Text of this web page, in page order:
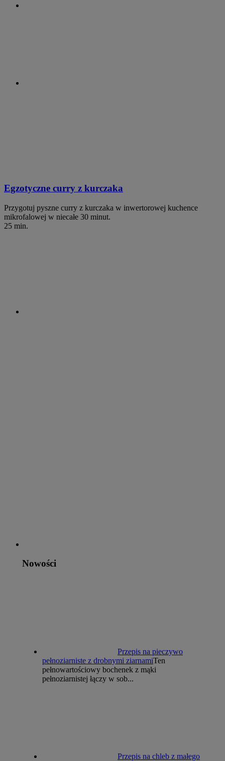
Egzotyczne curry z kurczaka
Przygotuj pyszne curry z kurczaka w inwertorowej kuchence
mikrofalowej w niecałe 30 minut.
25 min.
Nowości
Przepis na pieczywo
pełnoziarniste z drobnymi ziarnamiTen
pełnowartościowy bochenek z mąki
pełnoziarnistej łączy w sob...
Przepis na chleb z małego